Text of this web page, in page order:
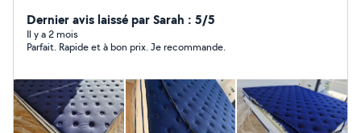
examens oraux Cours français langue étrangère FLE
préparation à l'examen naturalisation
Dernier avis laissé par Sarah : 5/5
Il y a 2 mois
Parfait. Rapide et à bon prix. Je recommande.